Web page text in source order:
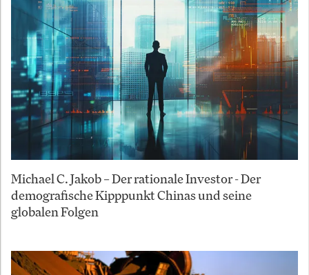
Michael C. Jakob – Der rationale Investor - Der
demografische Kipppunkt Chinas und seine
globalen Folgen